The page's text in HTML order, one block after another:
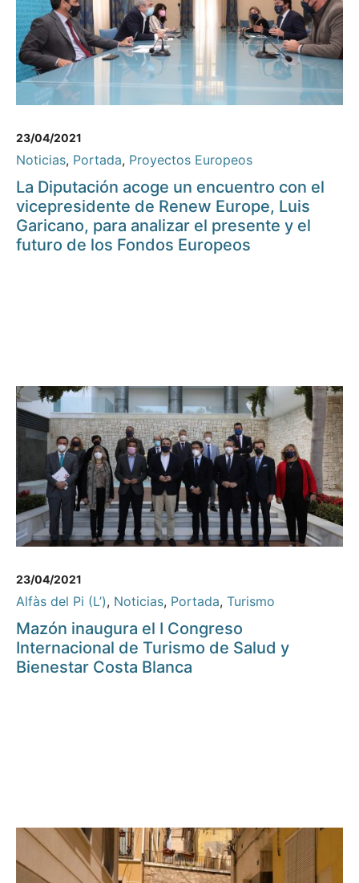
23/04/2021
Noticias, Portada, Proyectos Europeos
La Diputación acoge un encuentro con el
vicepresidente de Renew Europe, Luis
Garicano, para analizar el presente y el
futuro de los Fondos Europeos
23/04/2021
Alfàs del Pi (L’), Noticias, Portada, Turismo
Mazón inaugura el I Congreso
Internacional de Turismo de Salud y
Bienestar Costa Blanca